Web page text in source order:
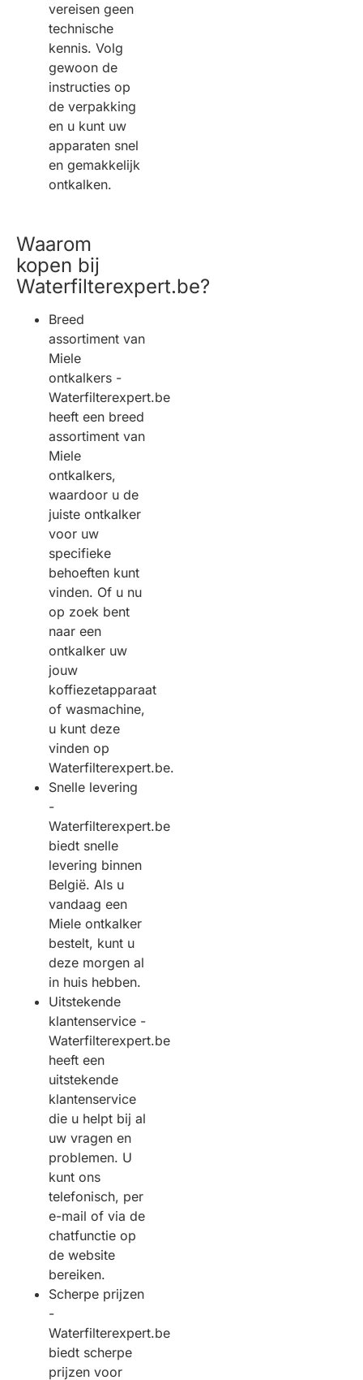
vereisen geen
technische
kennis. Volg
gewoon de
instructies op
de verpakking
en u kunt uw
apparaten snel
en gemakkelijk
ontkalken.
Waarom
kopen bij
Waterfilterexpert.be?
Breed
assortiment van
Miele
ontkalkers -
Waterfilterexpert.be
heeft een breed
assortiment van
Miele
ontkalkers,
waardoor u de
juiste ontkalker
voor uw
specifieke
behoeften kunt
vinden. Of u nu
op zoek bent
naar een
ontkalker uw
jouw
koffiezetapparaat
of wasmachine,
u kunt deze
vinden op
Waterfilterexpert.be.
Snelle levering
-
Waterfilterexpert.be
biedt snelle
levering binnen
België. Als u
vandaag een
Miele ontkalker
bestelt, kunt u
deze morgen al
in huis hebben.
Uitstekende
klantenservice -
Waterfilterexpert.be
heeft een
uitstekende
klantenservice
die u helpt bij al
uw vragen en
problemen. U
kunt ons
telefonisch, per
e-mail of via de
chatfunctie op
de website
bereiken.
Scherpe prijzen
-
Waterfilterexpert.be
biedt scherpe
prijzen voor